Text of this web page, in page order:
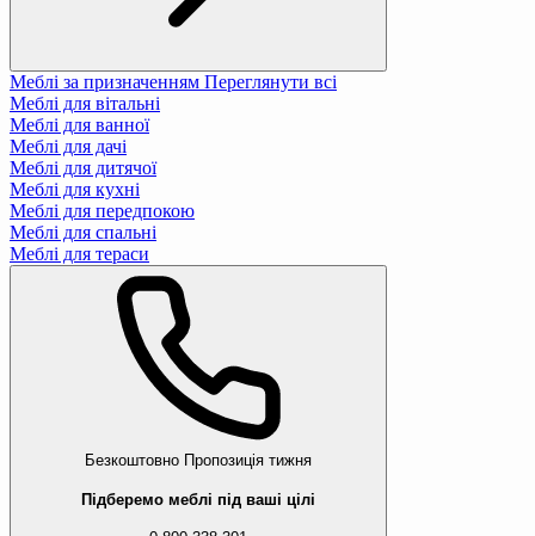
Меблі за призначенням Переглянути всі
Меблі для вітальні
Меблі для ванної
Меблі для дачі
Меблі для дитячої
Меблі для кухні
Меблі для передпокою
Меблі для спальні
Меблі для тераси
Безкоштовно Пропозиція тижня
Підберемо меблі під ваші цілі